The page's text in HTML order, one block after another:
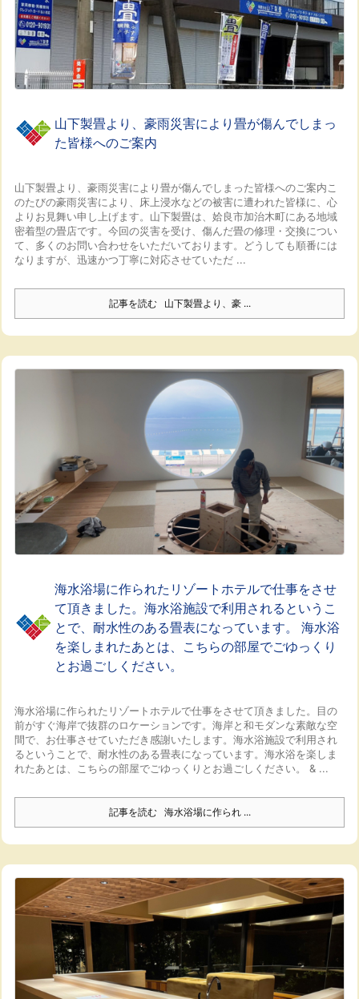
山下製畳より、豪雨災害により畳が傷んでしまっ
た皆様へのご案内
山下製畳より、豪雨災害により畳が傷んでしまった皆様へのご案内こ
のたびの豪雨災害により、床上浸水などの被害に遭われた皆様に、心
よりお見舞い申し上げます。 山下製畳は、姶良市加治木町にある地域
密着型の畳店です。 今回の災害を受け、傷んだ畳の修理・交換につい
て、多くのお問い合わせをいただいております。
どうしても順番には
なりますが、迅速かつ丁寧に対応させていただ ...
記事を読む 山下製畳より、豪 ...
海水浴場に作られたリゾートホテルで仕事をさせ
て頂きました。海水浴施設で利用されるというこ
とで、耐水性のある畳表になっています。 海水浴
を楽しまれたあとは、こちらの部屋でごゆっくり
とお過ごしください。
海水浴場に作られたリゾートホテルで仕事をさせて頂きました。
目の
前がすぐ海岸で抜群のロケーションです。 海岸と和モダンな素敵な空
間で、お仕事させていただき感謝いたします。 海水浴施設で利用され
るということで、耐水性のある畳表になっています。 海水浴を楽しま
れたあとは、こちらの部屋でごゆっくりとお過ごしください。
& ...
記事を読む 海水浴場に作られ ...